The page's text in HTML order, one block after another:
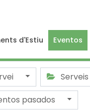
d'Estiu Eventos
pasados